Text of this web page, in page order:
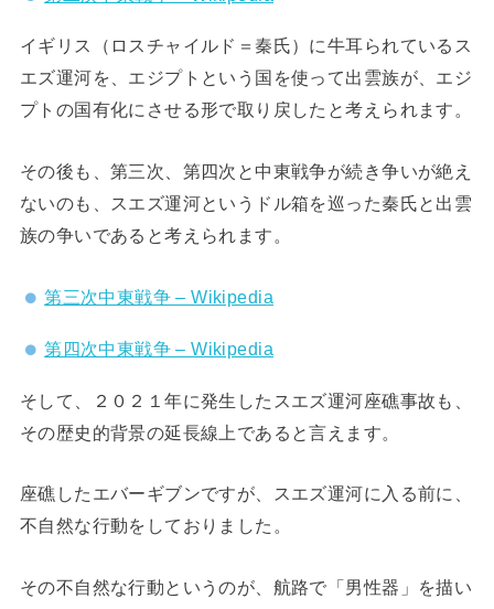
イギリス（ロスチャイルド＝秦氏）に牛耳られているス
エズ運河を、エジプトという国を使って出雲族が、エジ
プトの国有化にさせる形で取り戻したと考えられます。
その後も、第三次、第四次と中東戦争が続き争いが絶え
ないのも、スエズ運河というドル箱を巡った秦氏と出雲
族の争いであると考えられます。
第三次中東戦争 – Wikipedia
第四次中東戦争 – Wikipedia
そして、２０２１年に発生したスエズ運河座礁事故も、
その歴史的背景の延長線上であると言えます。
座礁したエバーギブンですが、スエズ運河に入る前に、
不自然な行動をしておりました。
その不自然な行動というのが、航路で「男性器」を描い